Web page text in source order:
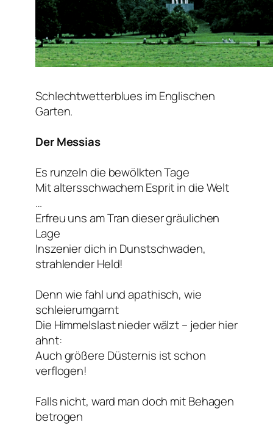
Schlechtwetterblues im Englischen
Garten.
Der Messias
Es runzeln die bewölkten Tage
Mit altersschwachem Esprit in die Welt
…
Erfreu uns am Tran dieser gräulichen
Lage
Inszenier dich in Dunstschwaden,
strahlender Held!
Denn wie fahl und apathisch, wie
schleierumgarnt
Die Himmelslast nieder wälzt – jeder hier
ahnt:
Auch größere Düsternis ist schon
verflogen!
Falls nicht, ward man doch mit Behagen
betrogen